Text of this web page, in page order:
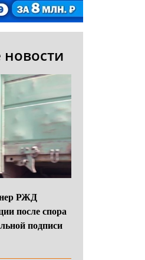
РЖД
после спора
подписи